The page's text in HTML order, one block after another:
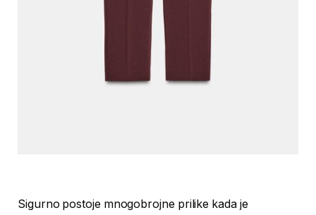
Sigurno postoje mnogobrojne prilike kada je